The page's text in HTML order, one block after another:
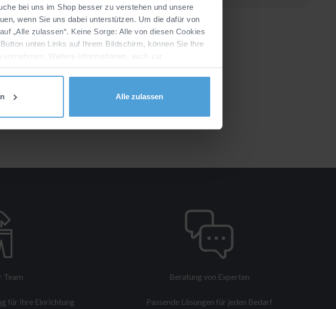
bei uns im Shop besser zu verstehen und unsere
wenn Sie uns dabei unterstützen. Um die dafür von
„Alle zulassen“. Keine Sorge: Alle von diesen Cookies
unten Links auf Ihrem Bildschirm, können Sie Ihre
Weitere Informationen, auch zur
Sie in unsererDatenschutzerklärungzusammengestellt.
Alle zulassen
Team
für Ihre Einrichtung
Beratung von Experten
Passende Lösungen für jeden Bedarf